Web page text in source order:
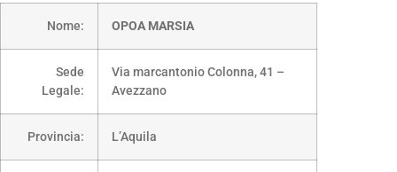
Nome: OPOA MARSIA
Sede
Legale:
Via marcantonio Colonna, 41 –
Avezzano
Provincia: L’Aquila